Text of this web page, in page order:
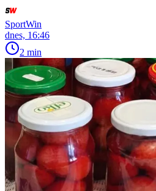
SportWin
dnes, 16:46
2 min